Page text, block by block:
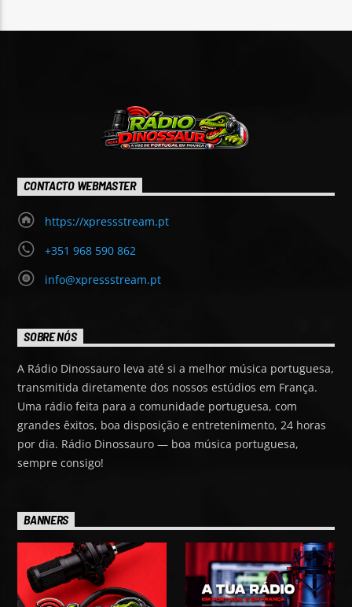
CONTACTO WEBMASTER
https://xpressstream.pt
+351 968 590 862
info@xpressstream.pt
SOBRE NÓS
A Rádio Dinossauro leva até si a melhor música portuguesa,
transmitida diretamente dos nossos estúdios em França.
Uma rádio feita para a comunidade portuguesa, com
grandes êxitos, boa disposição e entretenimento, 24 horas
por dia. Rádio Dinossauro — boa música portuguesa,
sempre consigo!
BANNERS